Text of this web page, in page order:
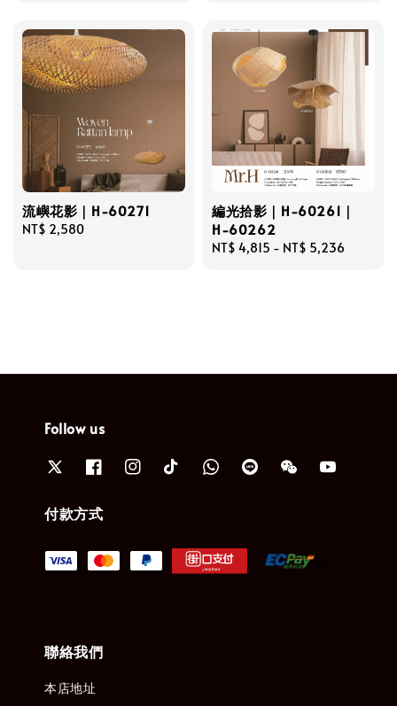
流嶼花影｜H-60271
Regular
NT$ 2,580
編光拾影｜H-60261｜
H-60262
Regular
NT$ 4,815 - NT$ 5,236
Follow us
付款方式
聯絡我們
本店地址